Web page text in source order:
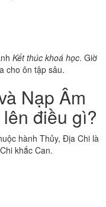
Kết thúc khoá học. Giờ
cho ôn tập sâu.
Nạp Âm
điều gì?
hành Thủy, Địa Chi là
Chi khắc Can.